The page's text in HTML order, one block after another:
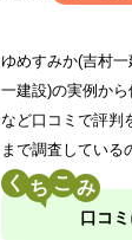
ゆめすみか(吉村
一建設)の実例か
など口コミで評判
まで調査してい
く こ
口コ